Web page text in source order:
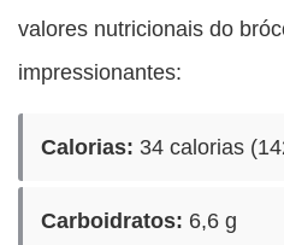
valores nutricionais do
impressionantes:
Calorias: 34 calorias
Carboidratos: 6,6 g